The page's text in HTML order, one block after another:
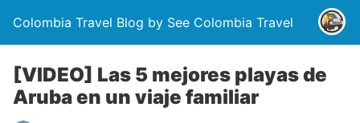
Colombia Travel Blog by See Colombia Travel
[VIDEO] Las 5 mejores playas de
Aruba en un viaje familiar